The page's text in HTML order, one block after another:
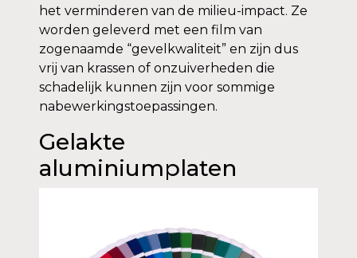
het verminderen van de milieu-impact. Ze
worden geleverd met een film van
zogenaamde “gevelkwaliteit” en zijn dus
vrij van krassen of onzuiverheden die
schadelijk kunnen zijn voor sommige
nabewerkingstoepassingen.
Gelakte
aluminiumplaten